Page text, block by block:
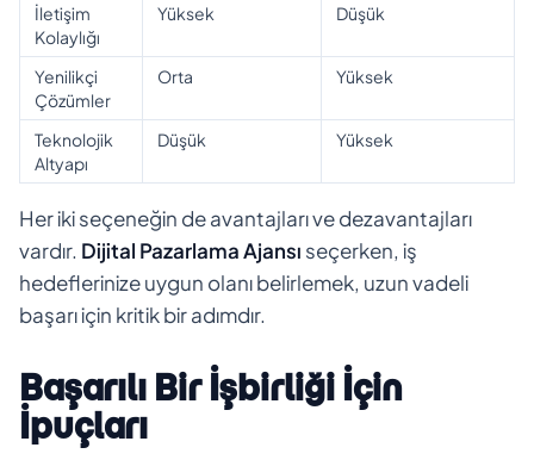
İletişim
Kolaylığı
Yüksek Düşük
Yenilikçi
Çözümler
Orta Yüksek
Teknolojik
Altyapı
Düşük Yüksek
Her iki seçeneğin de avantajları ve dezavantajları
vardır. Dijital Pazarlama Ajansı seçerken, iş
hedeflerinize uygun olanı belirlemek, uzun vadeli
başarı için kritik bir adımdır.
Başarılı Bir İşbirliği İçin
İpuçları